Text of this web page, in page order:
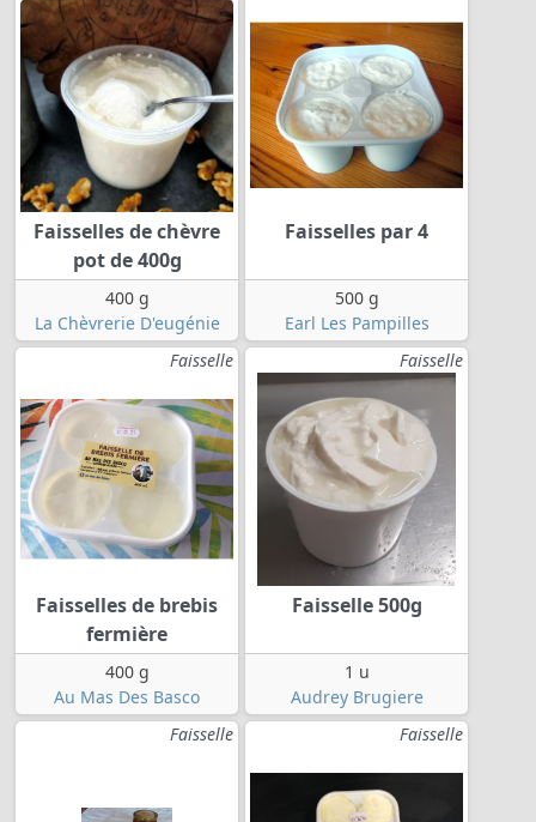
Faisselles de chèvre
pot de 400g
400 g
La Chèvrerie D'eugénie
Faisselles par 4
500 g
Earl Les Pampilles
Faisselle
Faisselles de brebis
fermière
400 g
Au Mas Des Basco
Faisselle
Faisselle 500g
1 u
Audrey Brugiere
Faisselle
Faisselle